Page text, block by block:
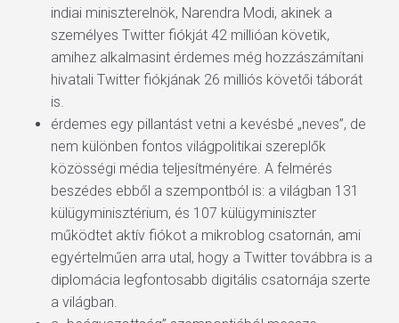
indiai miniszterelnök, Narendra Modi, akinek a
személyes Twitter fiókját 42 millióan követik,
amihez alkalmasint érdemes még hozzászámítani
hivatali Twitter fiókjának 26 milliós követői táborát
is.
érdemes egy pillantást vetni a kevésbé „neves”, de
nem különben fontos világpolitikai szereplők
közösségi média teljesítményére. A felmérés
beszédes ebből a szempontból is: a világban 131
külügyminisztérium, és 107 külügyminiszter
működtet aktív fiókot a mikroblog csatornán, ami
egyértelműen arra utal, hogy a Twitter továbbra is a
diplomácia legfontosabb digitális csatornája szerte
a világban.